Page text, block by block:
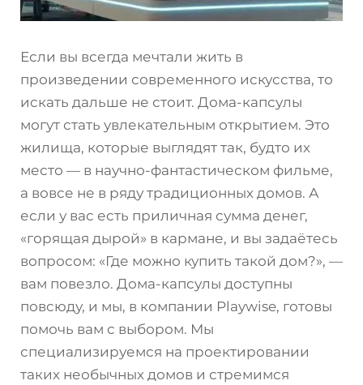
Если вы всегда мечтали жить в
произведении современного искусства, то
искать дальше не стоит. Дома-капсулы
могут стать увлекательным открытием. Это
жилища, которые выглядят так, будто их
место — в научно-фантастическом фильме,
а вовсе не в ряду традиционных домов. А
если у вас есть приличная сумма денег,
«горящая дырой» в кармане, и вы задаётесь
вопросом: «Где можно купить такой дом?», —
вам повезло. Дома-капсулы доступны
повсюду, и мы, в компании Playwise, готовы
помочь вам с выбором. Мы
специализируемся на проектировании
таких необычных домов и стремимся